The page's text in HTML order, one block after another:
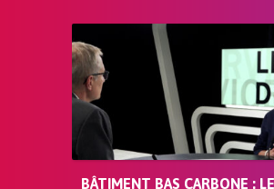
BÂTIMENT BAS CARBONE :